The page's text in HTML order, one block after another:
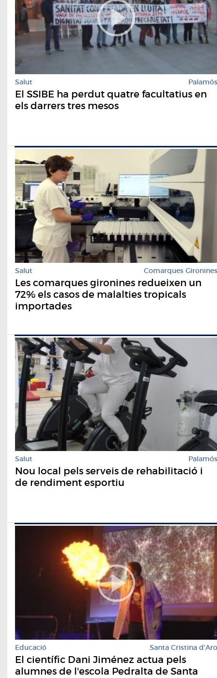
Salut Palamós
El SSIBE ha perdut quatre facultatius en
els darrers tres mesos
Salut Comarques Gironines
Les comarques gironines redueixen un
72% els casos de malalties tropicals
importades
Salut Palamós
Nou local pels serveis de rehabilitació i
de rendiment esportiu
Educació Santa Cristina d'Aro
El científic Dani Jiménez actua pels
alumnes de l'escola Pedralta de Santa